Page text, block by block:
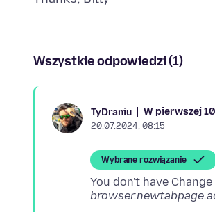
Wszystkie odpowiedzi (1)
TyDraniu W pierwszej
20.07.2024, 08:15
Wybrane rozwiązanie
You don't have